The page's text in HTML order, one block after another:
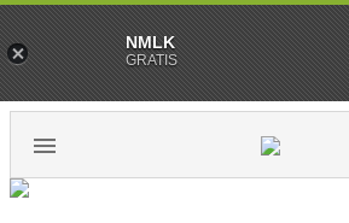
NMLK
GRATIS